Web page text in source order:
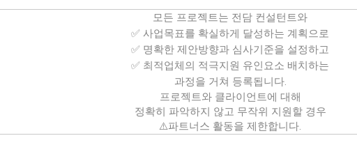
모든 프로젝트는 전담 컨설턴트와
✅ 사업목표를 확실하게 달성하는 계획으로
✅ 명확한 제안방향과 심사기준을 설정하고
✅ 최적업체의 적극지원 유인요소 배치하는
과정을 거쳐 등록됩니다.
프로젝트와 클라이언트에 대해
정확히 파악하지 않고 무작위 지원할 경우
⚠️파트너스 활동을 제한합니다.